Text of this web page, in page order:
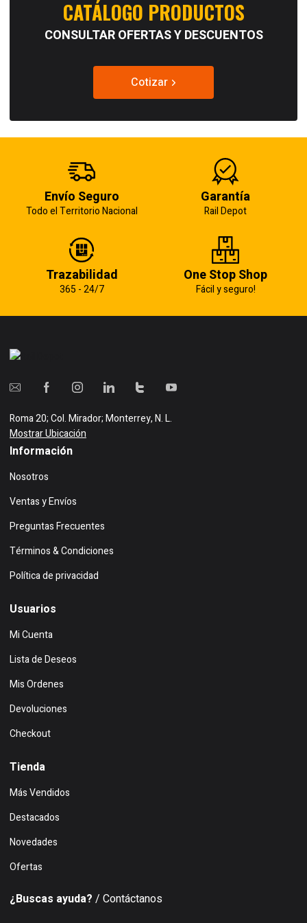
CATÁLOGO PRODUCTOS
CONSULTAR OFERTAS Y DESCUENTOS
Cotizar
Envío Seguro
Todo el Territorio Nacional
Garantía
Rail Depot
Trazabilidad
365 - 24/7
One Stop Shop
Fácil y seguro!
Roma 20; Col. Mirador; Monterrey, N. L.
Mostrar Ubicación
Información
Nosotros
Ventas y Envíos
Preguntas Frecuentes
Términos & Condiciones
Política de privacidad
Usuarios
Mi Cuenta
Lista de Deseos
Mis Ordenes
Devoluciones
Checkout
Tienda
Más Vendidos
Destacados
Novedades
Ofertas
¿Buscas ayuda? / Contáctanos